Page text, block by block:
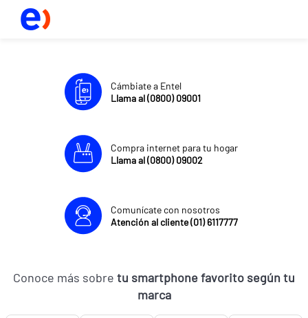
Cámbiate a Entel
Llama al (0800) 09001
Compra internet para tu hogar
Llama al (0800) 09002
Comunícate con nosotros
Atención al cliente (01) 6117777
Conoce más sobre tu smartphone favorito según tu
marca